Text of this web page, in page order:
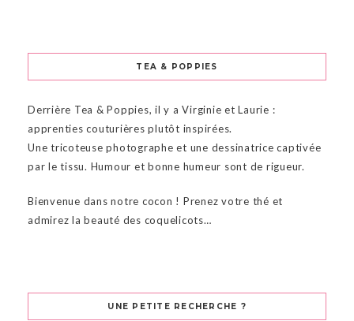
TEA & POPPIES
Derrière Tea & Poppies, il y a Virginie et Laurie :
apprenties couturières plutôt inspirées.
Une tricoteuse photographe et une dessinatrice captivée
par le tissu. Humour et bonne humeur sont de rigueur.
Bienvenue dans notre cocon ! Prenez votre thé et
admirez la beauté des coquelicots…
UNE PETITE RECHERCHE ?